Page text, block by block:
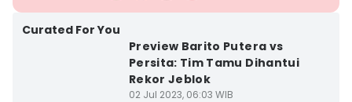
Curated For You
Preview Barito Putera vs
Persita: Tim Tamu Dihantui
Rekor Jeblok
02 Jul 2023, 06:03 WIB